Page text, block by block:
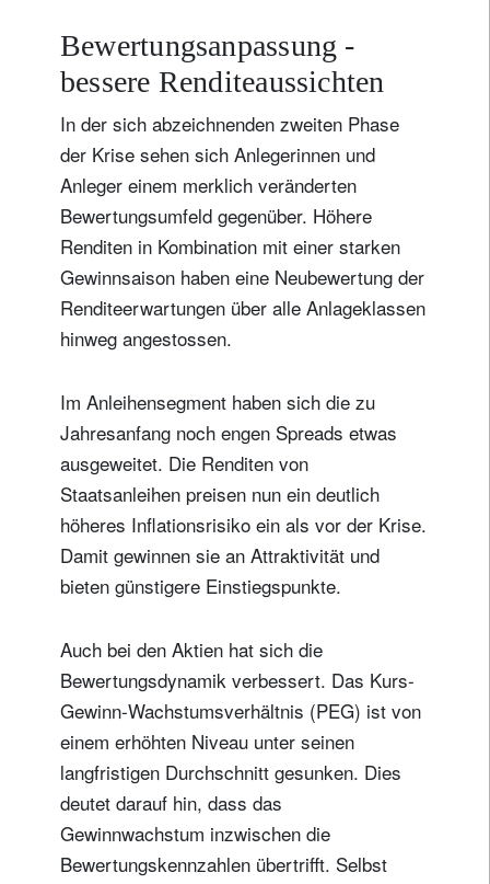
Bewertungsanpassung -
bessere Renditeaussichten
In der sich abzeichnenden zweiten Phase
der Krise sehen sich Anlegerinnen und
Anleger einem merklich veränderten
Bewertungsumfeld gegenüber. Höhere
Renditen in Kombination mit einer starken
Gewinnsaison haben eine Neubewertung der
Renditeerwartungen über alle Anlageklassen
hinweg angestossen.
Im Anleihensegment haben sich die zu
Jahresanfang noch engen Spreads etwas
ausgeweitet. Die Renditen von
Staatsanleihen preisen nun ein deutlich
höheres Inflationsrisiko ein als vor der Krise.
Damit gewinnen sie an Attraktivität und
bieten günstigere Einstiegspunkte.
Auch bei den Aktien hat sich die
Bewertungsdynamik verbessert. Das Kurs-
Gewinn-Wachstumsverhältnis (PEG) ist von
einem erhöhten Niveau unter seinen
langfristigen Durchschnitt gesunken. Dies
deutet darauf hin, dass das
Gewinnwachstum inzwischen die
Bewertungskennzahlen übertrifft. Selbst